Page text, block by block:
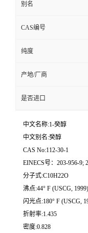
别名
CAS编号
纯度
产地/厂商
是否进口
中文名称:1-癸醇
中文别名:癸醇
CAS No:112-30-1
EINECS号：203-956-9;
分子式:C10H22O
沸点:44° F (USCG, 1999)
闪光点:180° F (USCG,
折射率:1.435
密度:0.828